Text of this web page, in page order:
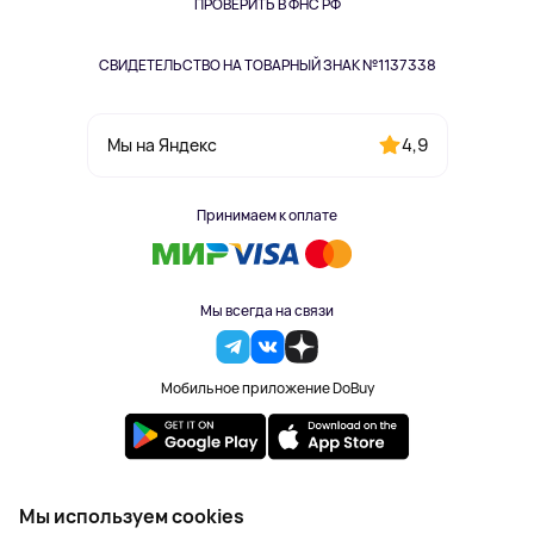
СВИДЕТЕЛЬСТВО НА ТОВАРНЫЙ ЗНАК №1137338
Мы на Яндекс 4,9
Принимаем к оплате
Мы всегда на связи
Мобильное приложение DoBuy
Одежда и аксессуары
2023-2026 © DoBuy. Все права защищены
Мы используем cookies